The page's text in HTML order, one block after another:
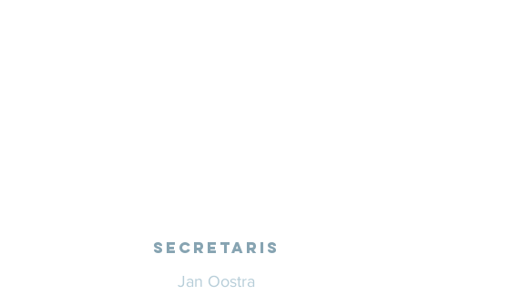
SECRETARIS
Jan Oostra